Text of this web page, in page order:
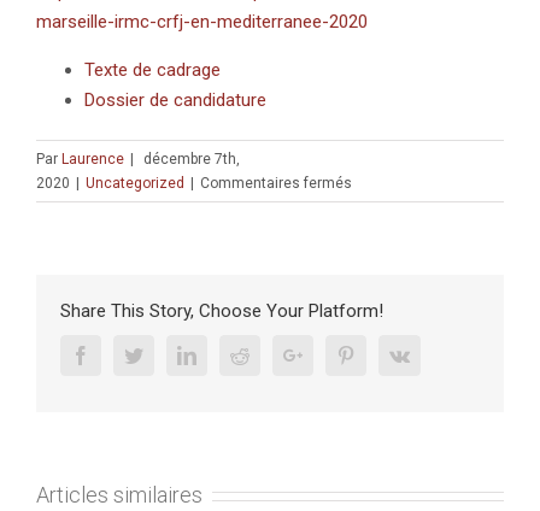
marseille-irmc-crfj-en-mediterranee-2020
Texte de cadrage
Dossier de candidature
Par Laurence
décembre 7th,
2020
Uncategorized Commentaires fermés
APPEL
Projets
mobilités
12
Share This Story, Choose Your Platform!
FacebookTwitterLinkedinRedditGoogle+ PinterestVk
Articles similaires